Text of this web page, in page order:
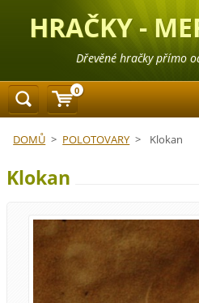
HRAČKY -
Dřevěné hračky přímo
DOMŮ > POLOTOVARY > Klokan
Klokan
0